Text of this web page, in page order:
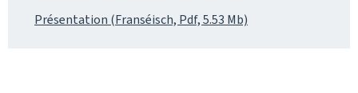
Présentation (Franséisch, Pdf, 5.53 Mb)